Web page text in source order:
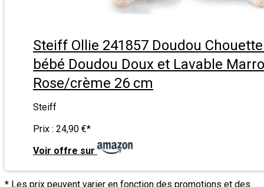
Steiff Ollie 241857 Doudou
bébé Doudou Doux et Lavable
Rose/crème 26 cm
Steiff
Prix : 24,90 €*
Voir offre sur
* Les prix peuvent varier en fonction des promotions et des